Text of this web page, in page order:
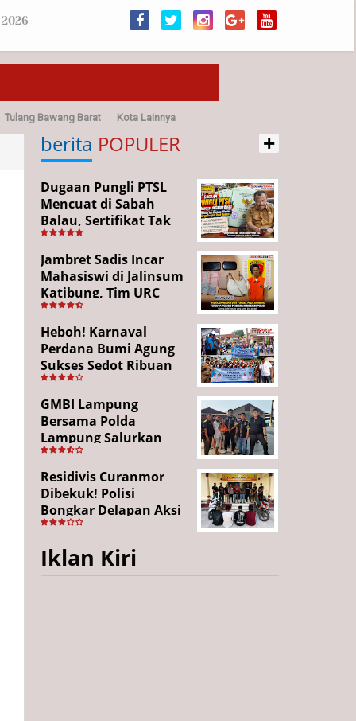
Tulang Bawang Barat Kota Lainnya
berita POPULER +
Dugaan Pungli PTSL
Mencuat di Sabah
Balau, Sertifikat Tak
Kunjung Diterima,
Warga Tempuh Jalur
Hukum
Jambret Sadis Incar
Mahasiswi di Jalinsum
Katibung, Tim URC
Ringkus Pelaku dan
Sita Barang Bukti
Heboh! Karnaval
Perdana Bumi Agung
Sukses Sedot Ribuan
Penonton, Enam
Lingkungan Tampil All
Out
GMBI Lampung
Bersama Polda
Lampung Salurkan
Puluhan Paket
Sembako di
Bakauheni, Wujud
Kepedulian Sambut
HUT RI ke-81
Residivis Curanmor
Dibekuk! Polisi
Bongkar Delapan Aksi
Pencurian di
Pelaku Ditangkap
Iklan Kiri